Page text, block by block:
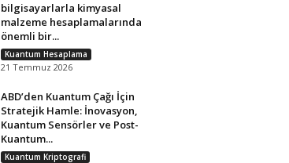
bilgisayarlarla kimyasal
malzeme hesaplamalarında
önemli bir...
Kuantum Hesaplama
21 Temmuz 2026
ABD’den Kuantum Çağı İçin
Stratejik Hamle: İnovasyon,
Kuantum Sensörler ve Post-
Kuantum...
Kuantum Kriptografi